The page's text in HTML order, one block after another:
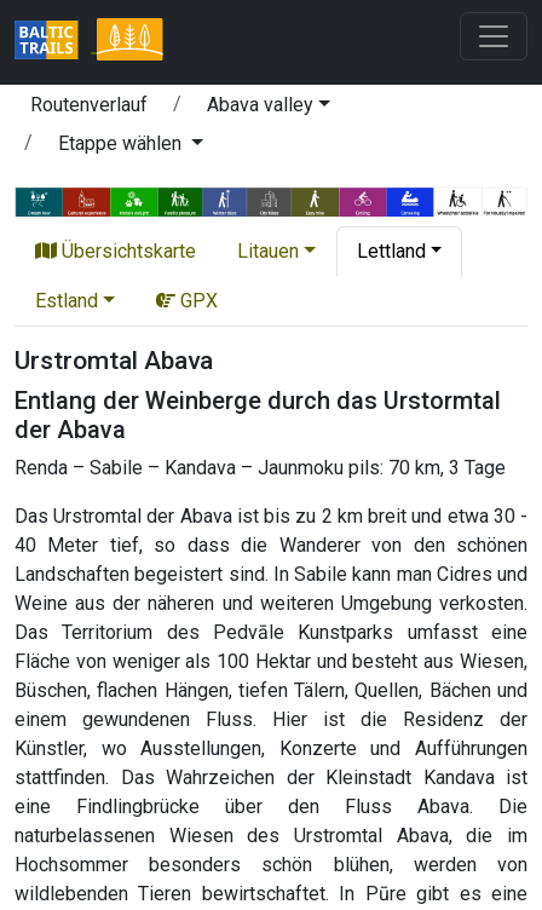
Routenverlauf
Abava valley
Etappe wählen
Übersichtskarte Litauen Lettland
Estland GPX
Urstromtal Abava
Entlang der Weinberge durch das Urstormtal
der Abava
Renda – Sabile – Kandava – Jaunmoku pils: 70 km, 3 Tage
Das Urstromtal der Abava ist bis zu 2 km breit und etwa 30 -
40 Meter tief, so dass die Wanderer von den schönen
Landschaften begeistert sind. In Sabile kann man Cidres und
Weine aus der näheren und weiteren Umgebung verkosten.
Das Territorium des Pedvāle Kunstparks umfasst eine
Fläche von weniger als 100 Hektar und besteht aus Wiesen,
Büschen, flachen Hängen, tiefen Tälern, Quellen, Bächen und
einem gewundenen Fluss. Hier ist die Residenz der
Künstler, wo Ausstellungen, Konzerte und Aufführungen
stattfinden. Das Wahrzeichen der Kleinstadt Kandava ist
eine Findlingbrücke über den Fluss Abava. Die
naturbelassenen Wiesen des Urstromtal Abava, die im
Hochsommer besonders schön blühen, werden von
wildlebenden Tieren bewirtschaftet. In Pūre gibt es eine